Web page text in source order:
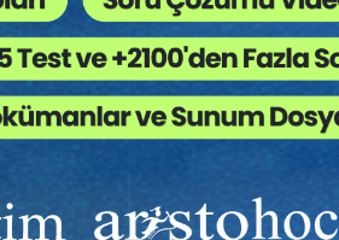
mümkündür. Ancak, son
kullanılarak senede karşı senetle
Yorum, Hâkimin Takdir